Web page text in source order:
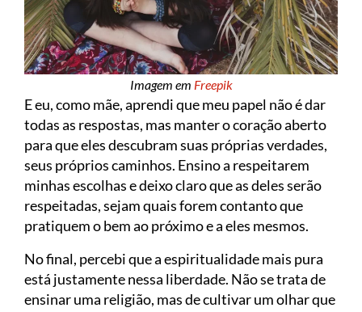
Imagem em Freepik
E eu, como mãe, aprendi que meu papel não é dar
todas as respostas, mas manter o coração aberto
para que eles descubram suas próprias verdades,
seus próprios caminhos. Ensino a respeitarem
minhas escolhas e deixo claro que as deles serão
respeitadas, sejam quais forem contanto que
pratiquem o bem ao próximo e a eles mesmos.
No final, percebi que a espiritualidade mais pura
está justamente nessa liberdade. Não se trata de
ensinar uma religião, mas de cultivar um olhar que